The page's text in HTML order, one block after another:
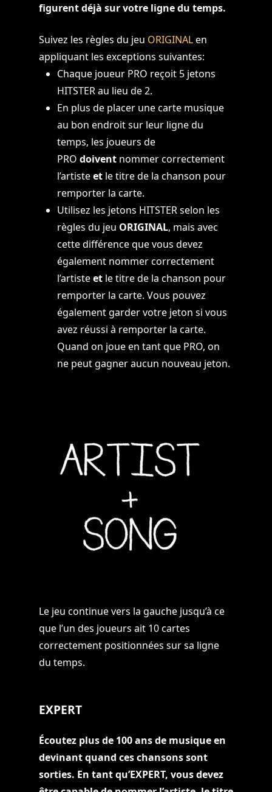
figurent déjà sur votre ligne du temps.
Suivez les règles du jeu ORIGINALen
appliquant les exceptions suivantes:
Chaque joueur PRO reçoit 5 jetons
HITSTER au lieu de 2.
En plus de placer une carte musique
au bon endroit sur leur ligne du
temps, les joueurs de
PRO doivent nommer correctement
l’artisteet le titre de la chanson pour
remporter la carte.
Utilisez les jetons HITSTER selon les
règles du jeu ORIGINAL, mais avec
cette différence que vous devez
également nommer correctement
l’artisteet le titre de la chanson pour
remporter la carte. Vous pouvez
également garder votre jeton si vous
avez réussi à remporter la carte.
Quand on joue en tant que PRO, on
ne peut gagner aucun nouveau jeton.
Le jeu continue vers la gauche jusqu’à ce
que l’un des joueurs ait 10 cartes
correctement positionnées sur sa ligne
du temps.
EXPERT
Écoutez plus de 100 ans de musique en
devinant quand ces chansons sont
sorties. En tant qu’EXPERT, vous devez